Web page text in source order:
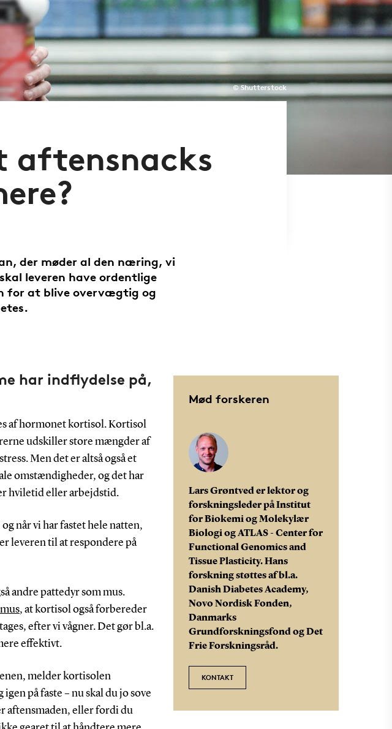
© Shutterstock
aftensnacks
der møder al den næring, vi
leveren have ordentlige
for at blive overvægtig og
har indflydelse på,
af hormonet kortisol. Kortisol
udskiller store mængder af
Men det er altså også et
omstændigheder, og det har
hviletid eller arbejdstid.
når vi har fastet hele natten,
leveren til at respondere på
andre pattedyr som mus.
, at kortisol også forbereder
efter vi vågner. Det gør bl.a.
effektivt.
melder kortisolen
på faste – nu skal du jo sove
aftensmaden, eller fordi du
Mød forskeren
Lars Grøntved er lektor og
forskningsleder på Institut
for Biokemi og Molekylær
Biologi og ATLAS - Center for
Functional Genomics and
Tissue Plasticity. Hans
forskning støttes af bl.a.
Danish Diabetes Academy,
Novo Nordisk Fonden,
Danmarks
Grundforskningsfond og Det
Frie Forskningsråd.
KONTAKT